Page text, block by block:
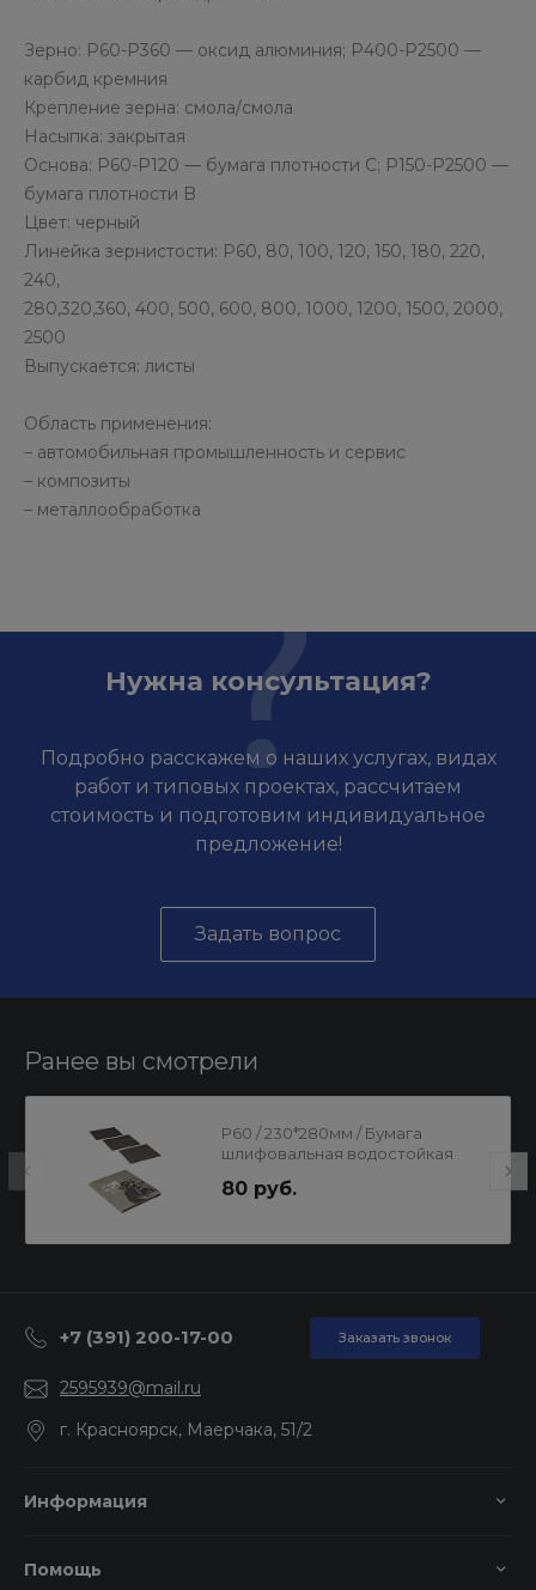
Зерно: P60-P360 — оксид алюминия; P400-P2500 —
карбид кремния
Крепление зерна: смола/смола
Насыпка: закрытая
Основа: P60-P120 — бумага плотности C; P150-P2500 —
бумага плотности B
Цвет: черный
Линейка зернистости: P60, 80, 100, 120, 150, 180, 220,
240,
280,320,360, 400, 500, 600, 800, 1000, 1200, 1500, 2000,
2500
Выпускается: листы
Область применения:
– автомобильная промышленность и сервис
– композиты
– металлообработка
Нужна консультация?
Подробно расскажем о наших услугах, видах
работ и типовых проектах, рассчитаем
стоимость и подготовим индивидуальное
предложение!
Задать вопрос
Ранее вы смотрели
Р60 / 230*280мм / Бумага
шлифовальная водостойкая
80 руб.
+7 (391) 200-17-00 Заказать звонок
2595939@mail.ru
г. Красноярск, Маерчака, 51/2
Информация
Помощь